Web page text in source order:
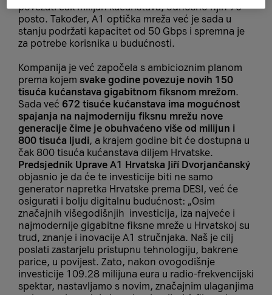
povezati čak milijun kućanstava, odnosno njih 70
posto. Također, A1 optička mreža već je sada u
stanju podržati kapacitet od 50 Gbps i spremna je
za potrebe korisnika u budućnosti.
Kompanija je već započela s ambicioznim planom
prema kojem svake godine povezuje novih 150
tisuća kućanstava gigabitnom fiksnom mrežom.
Sada već 672 tisuće kućanstava ima mogućnost
spajanja na najmoderniju fiksnu mrežu nove
generacije čime je obuhvaćeno više od milijun i
800 tisuća ljudi, a krajem godine bit će dostupna u
čak 800 tisuća kućanstava diljem Hrvatske.
Predsjednik Uprave A1 Hrvatska Jiří Dvorjančanský
objasnio je da će te investicije biti ne samo
generator napretka Hrvatske prema DESI, već će
osigurati i bolju digitalnu budućnost: „Osim
značajnih višegodišnjih investicija, iza najveće i
najmodernije gigabitne fiksne mreže u Hrvatskoj su
trud, znanje i inovacije A1 stručnjaka. Naš je cilj
poslati zastarjelu pristupnu tehnologiju, bakrene
parice, u povijest. Zato, nakon ovogodišnje
investicije 109.28 milijuna eura u radio-frekvencijski
spektar, nastavljamo s novim, značajnim ulaganjima